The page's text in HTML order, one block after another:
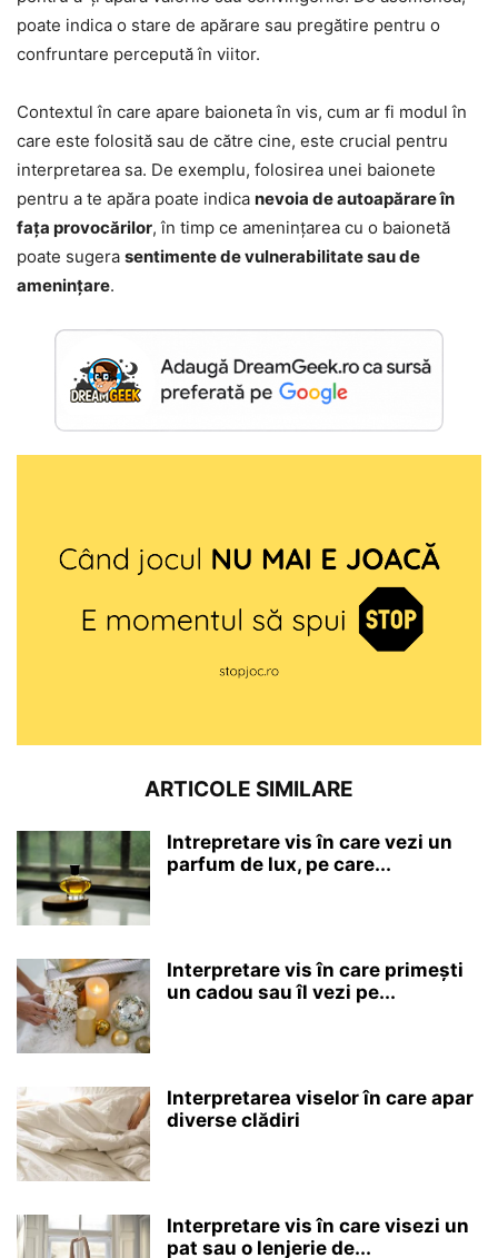
poate indica o stare de apărare sau pregătire pentru o
confruntare percepută în viitor.
Contextul în care apare baioneta în vis, cum ar fi modul în
care este folosită sau de către cine, este crucial pentru
interpretarea sa. De exemplu, folosirea unei baionete
pentru a te apăra poate indica nevoia de autoapărare în
fața provocărilor, în timp ce amenințarea cu o baionetă
poate sugera sentimente de vulnerabilitate sau de
amenințare.
ARTICOLE SIMILARE
Intrepretare vis în care vezi un
parfum de lux, pe care...
Interpretare vis în care primești
un cadou sau îl vezi pe...
Interpretarea viselor în care apar
diverse clădiri
Interpretare vis în care visezi un
pat sau o lenjerie de...